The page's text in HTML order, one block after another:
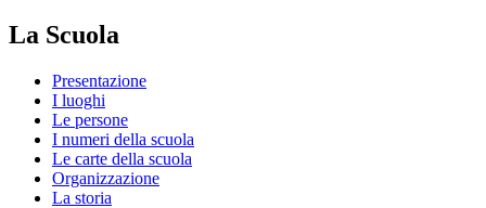
La Scuola
Presentazione
I luoghi
Le persone
I numeri della scuola
Le carte della scuola
Organizzazione
La storia